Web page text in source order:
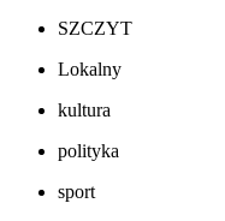
SZCZYT
Lokalny
kultura
polityka
sport